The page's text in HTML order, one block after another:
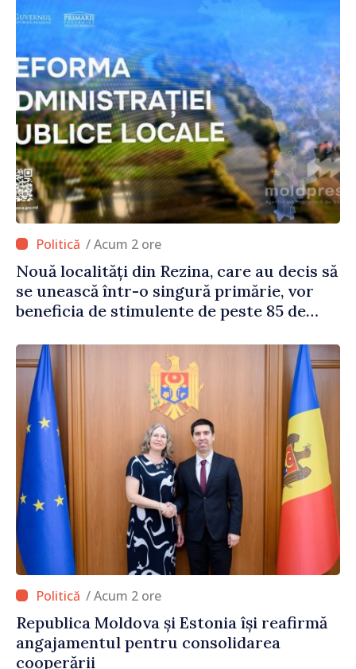
/ Acum 2 ore
Nouă localități din Rezina, care au decis să
se unească într-o singură primărie, vor
beneficia de stimulente de peste 85 de
/ Acum 2 ore
Republica Moldova și Estonia își reafirmă
angajamentul pentru consolidarea
cooperării